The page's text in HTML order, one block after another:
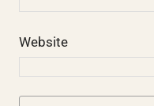
Website